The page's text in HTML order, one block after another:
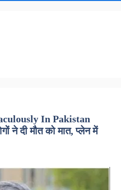
In Pakistan
ने दी मौत को मात, प्लेन में